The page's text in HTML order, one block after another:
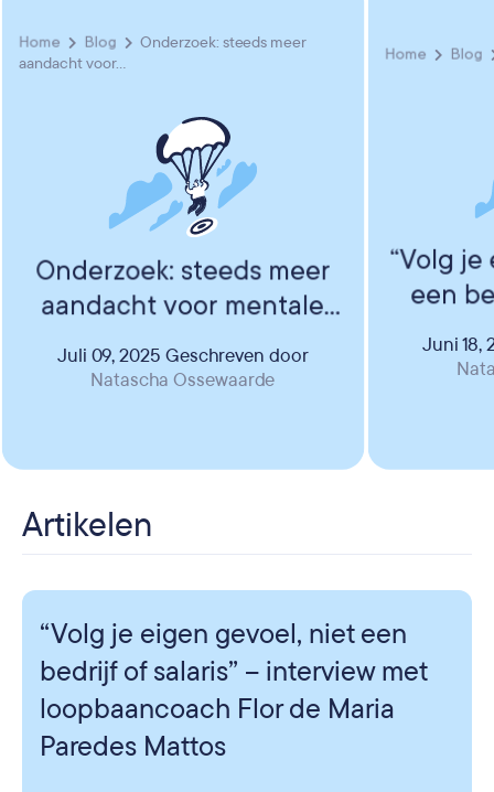
Home Blog Onderzoek: steeds meer
aandacht voor...
Onderzoek: steeds meer
aandacht voor mentale
gezondheid werknemer bij
outplacement
Juli 09, 2025 Geschreven door
Natascha Ossewaarde
Home Blog
“Volg
een
Juni 18,
Artikelen
“Volg je eigen gevoel, niet een
bedrijf of salaris” – interview met
loopbaancoach Flor de Maria
Paredes Mattos